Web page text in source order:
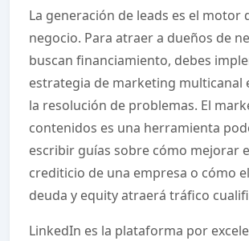
La generación de leads es el motor
negocio. Para atraer a dueños de
buscan financiamiento, debes
estrategia de marketing multicanal
la resolución de problemas. El
contenidos es una herramienta
escribir guías sobre cómo mejorar
crediticio de una empresa o cómo
deuda y equity atraerá tráfico
LinkedIn es la plataforma por